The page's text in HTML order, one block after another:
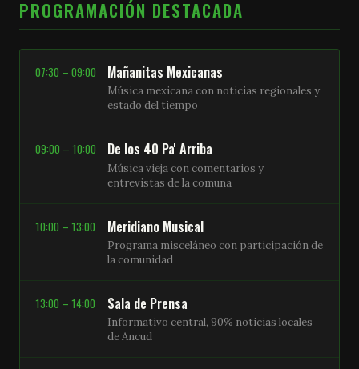
PROGRAMACIÓN DESTACADA
07:30 – 09:00 Mañanitas Mexicanas
Música mexicana con noticias regionales y
estado del tiempo
09:00 – 10:00 De los 40 Pa' Arriba
Música vieja con comentarios y
entrevistas de la comuna
10:00 – 13:00 Meridiano Musical
Programa misceláneo con participación de
la comunidad
13:00 – 14:00 Sala de Prensa
Informativo central, 90% noticias locales
de Ancud